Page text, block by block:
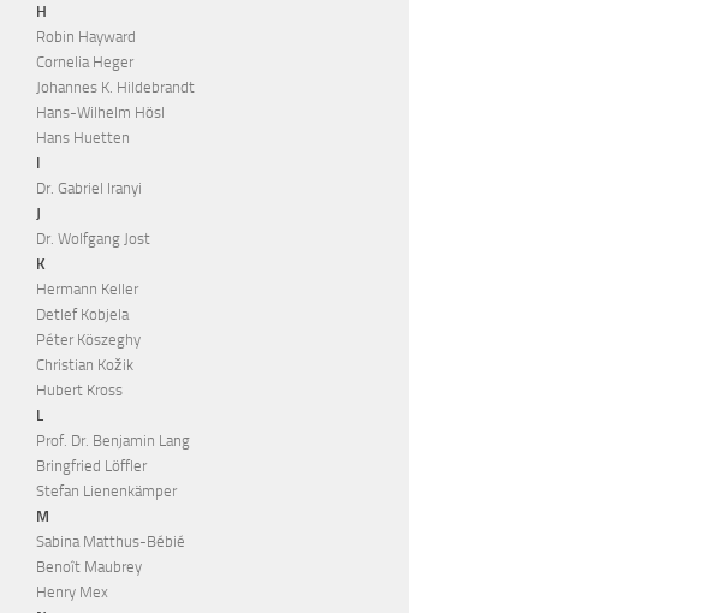
H
Robin Hayward
Cornelia Heger
Johannes K. Hildebrandt
Hans-Wilhelm Hösl
Hans Huetten
I
Dr. Gabriel Iranyi
J
Dr. Wolfgang Jost
K
Hermann Keller
Detlef Kobjela
Péter Köszeghy
Christian Kožik
Hubert Kross
L
Prof. Dr. Benjamin Lang
Bringfried Löffler
Stefan Lienenkämper
M
Sabina Matthus-Bébié
Benoît Maubrey
Henry Mex